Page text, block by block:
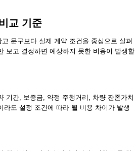
교 기준
문구보다 실제 계약 조건을 중심으로 살펴
보고 결정하면 예상하지 못한 비용이 발생할
기간, 보증금, 약정 주행거리, 차량 잔존가치
라도 설정 조건에 따라 월 비용 차이가 발생